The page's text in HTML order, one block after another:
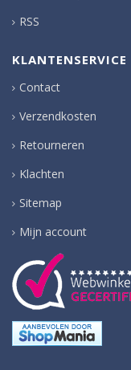
RSS
KLANTENSERVICE
Contact
Verzendkosten
Retourneren
Klachten
Sitemap
Mijn account